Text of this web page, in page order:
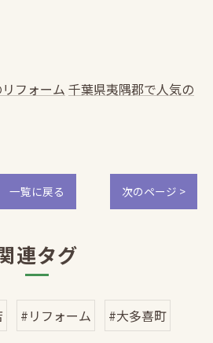
フォーム 千葉県夷隅郡で人気の
一覧に戻る 次のページ >
連タグ
#リフォーム #大多喜町